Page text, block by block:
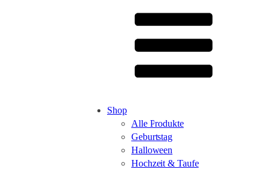
Shop
Alle Produkte
Geburtstag
Halloween
Hochzeit & Taufe